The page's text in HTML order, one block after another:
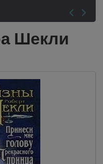
Шекли